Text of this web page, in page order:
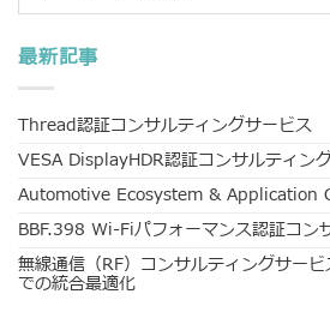
最新記事
Thread認証コンサルティングサービス
VESA DisplayHDR認証コンサルティン
Automotive Ecosystem & Application
BBF.398 Wi-Fiパフォーマンス認証コン
無線通信（RF）コンサルティングサー
での統合最適化